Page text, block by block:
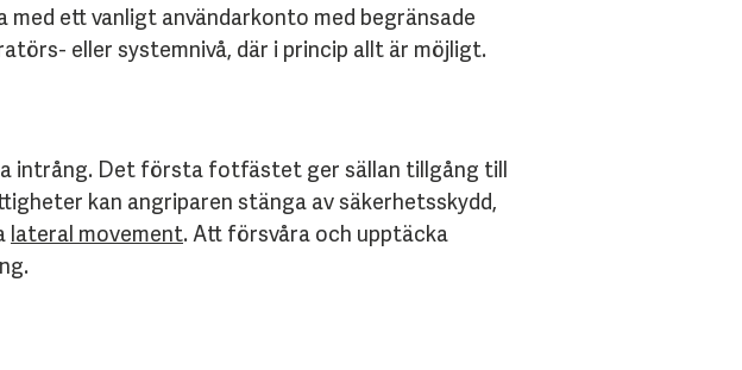
ett vanligt användarkonto med begränsade
eller systemnivå, där i princip allt är möjligt.
intrång. Det första fotfästet ger sällan tillgång till
kan angriparen stänga av säkerhetsskydd,
lateral movement. Att försvåra och upptäcka